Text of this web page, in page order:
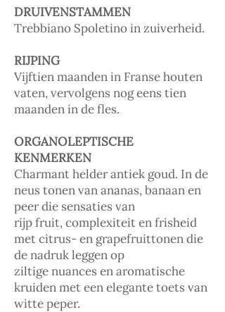
DRUIVENSTAMMEN
Trebbiano Spoletino in zuiverheid.
RIJPING
Vijftien maanden in Franse houten
vaten, vervolgens nog eens tien
maanden in de fles.
ORGANOLEPTISCHE
KENMERKEN
Charmant helder antiek goud. In de
neus tonen van ananas, banaan en
peer die sensaties van
rijp fruit, complexiteit en frisheid
met citrus- en grapefruittonen die
de nadruk leggen op
ziltige nuances en aromatische
kruiden met een elegante toets van
witte peper.